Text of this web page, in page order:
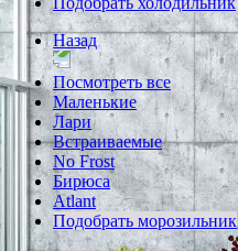
Назад
Посмотреть все
Маленькие
Лари
Встраиваемые
No Frost
Бирюса
Atlant
Подобрать морозильник